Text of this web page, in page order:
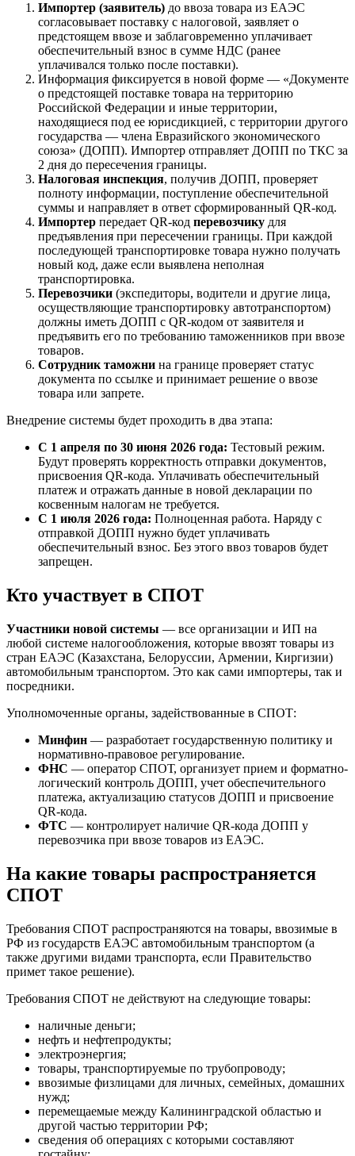
Импортер (заявитель) до ввоза товара из ЕАЭС
согласовывает поставку с налоговой, заявляет о
предстоящем ввозе и заблаговременно уплачивает
обеспечительный взнос в сумме НДС (ранее
уплачивался только после поставки).
Информация фиксируется в новой форме — «Документе
о предстоящей поставке товара на территорию
Российской Федерации и иные территории,
находящиеся под ее юрисдикцией, с территории другого
государства — члена Евразийского экономического
союза» (ДОПП). Импортер отправляет ДОПП по ТКС за
2 дня до пересечения границы.
Налоговая инспекция, получив ДОПП, проверяет
полноту информации, поступление обеспечительной
суммы и направляет в ответ сформированный QR-код.
Импортер передает QR-код перевозчику для
предъявления при пересечении границы. При каждой
последующей транспортировке товара нужно получать
новый код, даже если выявлена неполная
транспортировка.
Перевозчики (экспедиторы, водители и другие лица,
осуществляющие транспортировку автотранспортом)
должны иметь ДОПП с QR-кодом от заявителя и
предъявить его по требованию таможенников при ввозе
товаров.
Сотрудник таможни на границе проверяет статус
документа по ссылке и принимает решение о ввозе
товара или запрете.
Внедрение системы будет проходить в два этапа:
С 1 апреля по 30 июня 2026 года: Тестовый режим.
Будут проверять корректность отправки документов,
присвоения QR-кода. Уплачивать обеспечительный
платеж и отражать данные в новой декларации по
косвенным налогам не требуется.
С 1 июля 2026 года: Полноценная работа. Наряду с
отправкой ДОПП нужно будет уплачивать
обеспечительный взнос. Без этого ввоз товаров будет
запрещен.
Кто участвует в СПОТ
Участники новой системы — все организации и ИП на
любой системе налогообложения, которые ввозят товары из
стран ЕАЭС (Казахстана, Белоруссии, Армении, Киргизии)
автомобильным транспортом. Это как сами импортеры, так и
посредники.
Уполномоченные органы, задействованные в СПОТ:
Минфин — разработает государственную политику и
нормативно-правовое регулирование.
ФНС — оператор СПОТ, организует прием и форматно-
логический контроль ДОПП, учет обеспечительного
платежа, актуализацию статусов ДОПП и присвоение
QR-кода.
ФТС — контролирует наличие QR-кода ДОПП у
перевозчика при ввозе товаров из ЕАЭС.
На какие товары распространяется
СПОТ
Требования СПОТ распространяются на товары, ввозимые в
РФ из государств ЕАЭС автомобильным транспортом (а
также другими видами транспорта, если Правительство
примет такое решение).
Требования СПОТ не действуют на следующие товары:
наличные деньги;
нефть и нефтепродукты;
электроэнергия;
товары, транспортируемые по трубопроводу;
ввозимые физлицами для личных, семейных, домашних
нужд;
перемещаемые между Калининградской областью и
другой частью территории РФ;
сведения об операциях с которыми составляют